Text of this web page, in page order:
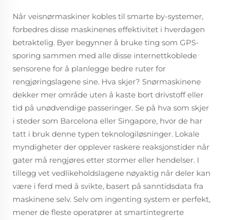
Når veisnørmaskiner kobles til smarte by-systemer,
forbedres disse maskinenes effektivitet i hverdagen
betraktelig. Byer begynner å bruke ting som GPS-
sporing sammen med alle disse internettkoblede
sensorene for å planlegge bedre ruter for
rengjøringslagene sine. Hva skjer? Snørmaskinene
dekker mer område uten å kaste bort drivstoff eller
tid på unødvendige passeringer. Se på hva som skjer
i steder som Barcelona eller Singapore, hvor de har
tatt i bruk denne typen teknologiløsninger. Lokale
myndigheter der opplever raskere reaksjonstider når
gater må rengjøres etter stormer eller hendelser. I
tillegg vet vedlikeholdslagene nøyaktig når deler kan
være i ferd med å svikte, basert på sanntidsdata fra
maskinene selv. Selv om ingenting system er perfekt,
mener de fleste operatører at smartintegrerte